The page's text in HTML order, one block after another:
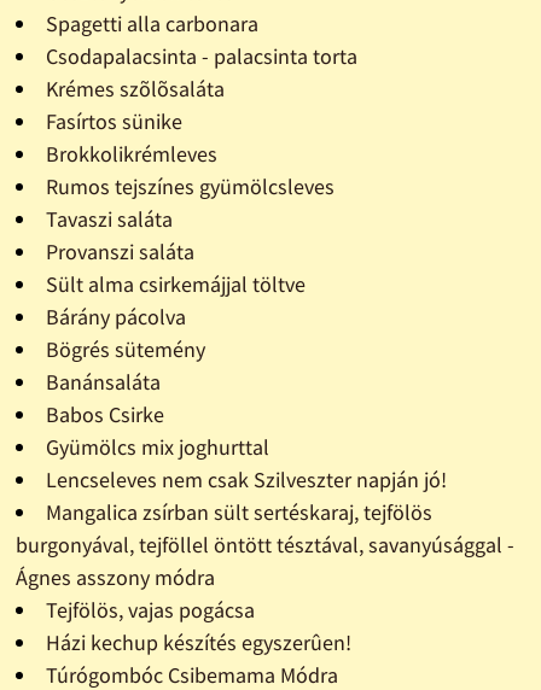
Spagetti alla carbonara
Csodapalacsinta - palacsinta torta
Krémes szõlõsaláta
Fasírtos sünike
Brokkolikrémleves
Rumos tejszínes gyümölcsleves
Tavaszi saláta
Provanszi saláta
Sült alma csirkemájjal töltve
Bárány pácolva
Bögrés sütemény
Banánsaláta
Babos Csirke
Gyümölcs mix joghurttal
Lencseleves nem csak Szilveszter napján jó!
Mangalica zsírban sült sertéskaraj, tejfölös
burgonyával, tejföllel öntött tésztával, savanyúsággal -
Ágnes asszony módra
Tejfölös, vajas pogácsa
Házi kechup készítés egyszerûen!
Túrógombóc Csibemama Módra